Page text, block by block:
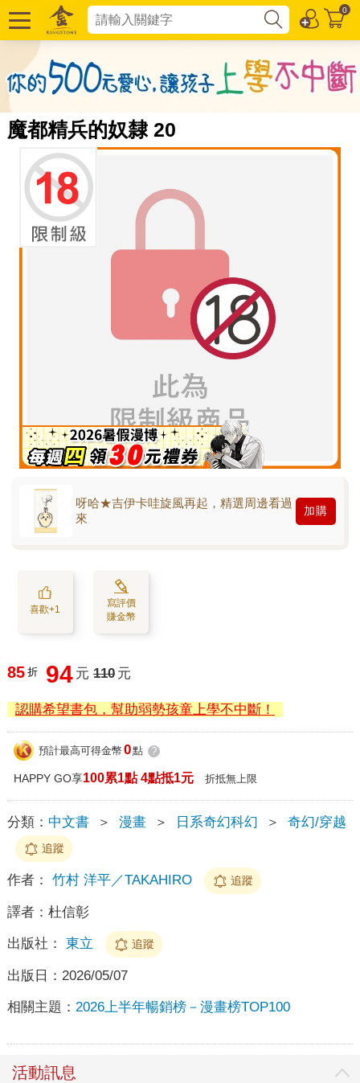
0
魔都精兵的奴隸 20
呀哈★吉伊卡哇旋風再起，精選周邊看過
來
加購
喜歡+1
寫評價
賺金幣
85 折 94 元 110 元
認購希望書包，幫助弱勢孩童上學不中斷！
預計最高可得金幣 0點 ?
HAPPY GO享100累1點 4點抵1元 折抵無上限
分類： 中文書 ＞ 漫畫 ＞ 日系奇幻科幻 ＞ 奇幻/穿越
追蹤
作者： 竹村 洋平／TAKAHIRO 追蹤
譯者： 杜信彰
出版社： 東立 追蹤
出版日： 2026/05/07
相關主題： 2026上半年暢銷榜－漫畫榜TOP100
活動訊息